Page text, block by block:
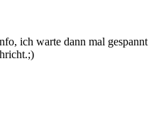
ich warte dann mal gespannt